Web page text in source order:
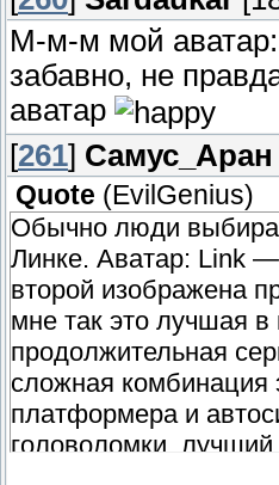
М-м-м мой
забавно, не
аватар
[261] Самус_Аран
Quote (EvilGenius)
Обычно люди
Линке. Аватар: Link
второй изображена
мне так это лучшая в
продолжительная
сложная комбинация
платформера и
головоломки,